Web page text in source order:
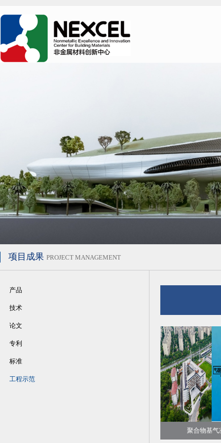
项目成果 PROJECT MANAGEMENT
产品
技术
论文
专利
标准
工程示范
聚合物基气